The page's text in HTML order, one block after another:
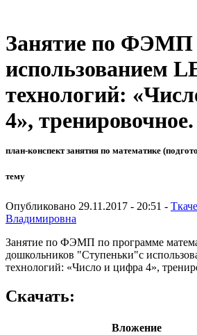
Занятие по ФЭМП
использованием
технологий:
4», тренировочное.
план-конспект занятия по математике
тему
Опубликовано 29.11.2017 - 20:51 -
Владимировна
Занятие по ФЭМП по программе
дошкольников "Ступеньки"с
технологий: «Число и цифра 4»,
Скачать:
Вложение